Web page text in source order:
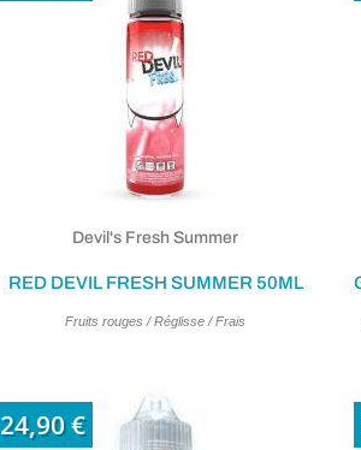
Devil's Fresh Summer
RED DEVIL FRESH SUMMER 50ML
Fruits rouges / Réglisse / Frais
24,90 €